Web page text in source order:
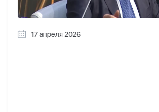
17 апреля 2026